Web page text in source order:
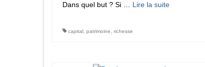
Dans quel but ? Si … Lire la suite­­
capital, patrimoine, richesse